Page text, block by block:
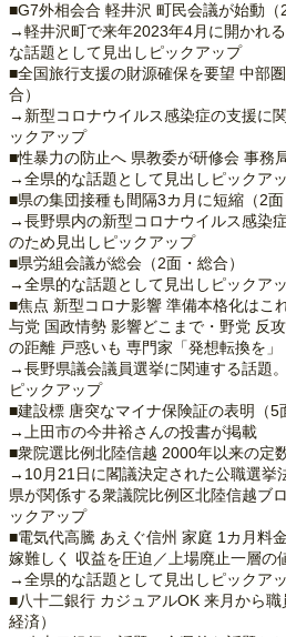
■G7外相会合 軽井沢 町民会議が始動（
→軽井沢町で来年2023年4月に開かれ
な話題として見出しピックアップ
■全国旅行支援の財源確保を要望 中部
合）
→新型コロナウイルス感染症の支援に
ックアップ
■性暴力の防止へ 県教委が研修会 事務
→全県的な話題として見出しピックア
■県の集団接種も間隔3カ月に短縮（2面
→長野県内の新型コロナウイルス感染
のため見出しピックアップ
■県労組会議が総会（2面・総合）
→全県的な話題として見出しピックア
■焦点 新型コロナ影響 準備本格化はこ
与党 国政情勢 影響どこまで・野党 反
の距離 戸惑いも 専門家「発想転換を」
→長野県議会議員選挙に関連する話題
ピックアップ
■建設標 唐突なマイナ保険証の表明（5
→上田市の今井裕さんの投書が掲載
■衆院選比例北陸信越 2000年以来の定
→10月21日に閣議決定された公職選挙
県が関係する衆議院比例区北陸信越ブ
ックアップ
■電気代高騰 あえぐ信州 家庭 1カ月料
嫁難しく 収益を圧迫／上場廃止一層の
→全県的な話題として見出しピックア
■八十二銀行 カジュアルOK 来月から職
経済）